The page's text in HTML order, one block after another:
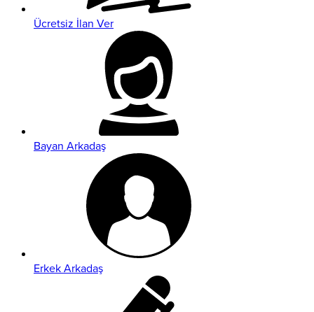
Ücretsiz İlan Ver
Bayan Arkadaş
Erkek Arkadaş